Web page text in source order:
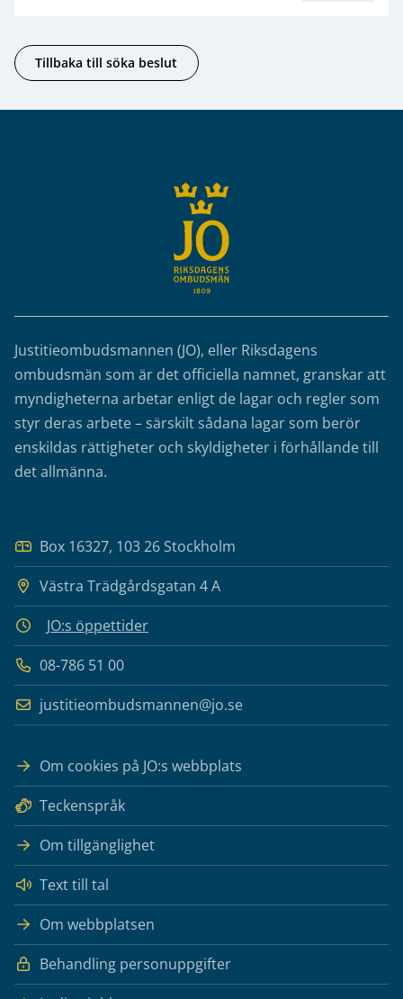
Tillbaka till söka beslut
Justitieombudsmannen (JO), eller Riksdagens
ombudsmän som är det officiella namnet, granskar att
myndigheterna arbetar enligt de lagar och regler som
styr deras arbete – särskilt sådana lagar som berör
enskildas rättigheter och skyldigheter i förhållande till
det allmänna.
Box 16327, 103 26 Stockholm
Västra Trädgårdsgatan 4 A
JO:s öppettider
08-786 51 00
justitieombudsmannen@jo.se
Om cookies på JO:s webbplats
Teckenspråk
Om tillgänglighet
Text till tal
Om webbplatsen
Behandling personuppgifter